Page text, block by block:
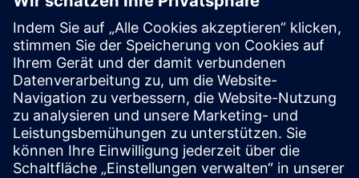
Anfrage Exklusivtraining
Haben Sie Bedarf an einem höheren Schulungsangebot und
brauchen ein exklusives Training – entweder vor Ort bei Ihnen,
virtuell oder in einem SITRAIN Trainingscenter? Nachdem Sie
uns Ihre persönlichen Daten und Ihren Trainingsbedarf
übermittelt haben, bekommen Sie von uns ein Angebot für eine
exklusive Schulung.